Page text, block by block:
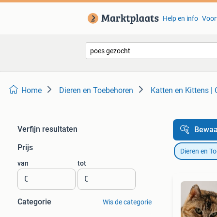
Help en info
Home Dieren en Toebehoren Katten en Kittens |
Verfijn resultaten
Prijs
van
€
tot
€
Categorie Wis de categorie
Dieren en